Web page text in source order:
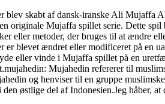
skabt af dansk-iranske Ali Mujaffa
originale Mujaffa spillet serie. Dette
eller metoder, der bruges til at ændre
blevet ændret eller modificeret på en
eller vinde i Mujaffa spillet på en
Mujahedin refererer til
og henviser til en gruppe
østlige del af Indonesien.Jeg håber,